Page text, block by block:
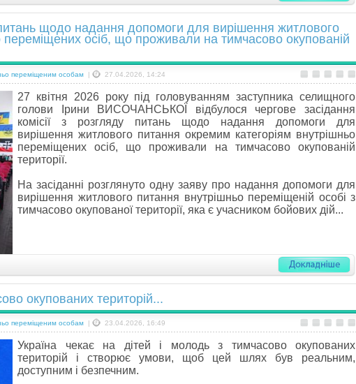
питань щодо надання допомоги для вирішення житлового
переміщених осіб, що проживали на тимчасово окупованій
переміщеним особам | 27.04.2026, 14:24
27 квітня 2026 року під головуванням заступника селищного
голови Ірини ВИСОЧАНСЬКОЇ відбулося чергове засідання
комісії з розгляду питань щодо надання допомоги для
вирішення житлового питання окремим категоріям внутрішньо
переміщених осіб, що проживали на тимчасово окупованій
території.
На засіданні розглянуто одну заяву про надання допомоги для
вирішення житлового питання внутрішньо переміщеній особі з
тимчасово окупованої території, яка є учасником бойових дій...
окупованих територій...
переміщеним особам | 23.04.2026, 16:49
Україна чекає на дітей і молодь з тимчасово окупованих
територій і створює умови, щоб цей шлях був реальним,
доступним і безпечним.